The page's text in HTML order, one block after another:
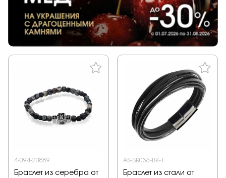
4-094-20889
Браслет из серебра от
AS-BR036-BK-1
Браслет из стали от